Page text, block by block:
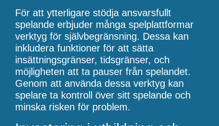
För att ytterligare stödja ansvarsfullt
spelande erbjuder många spelplattformar
verktyg för självbegränsning. Dessa kan
inkludera funktioner för att sätta
insättningsgränser, tidsgränser, och
möjligheten att ta pauser från spelandet.
Genom att använda dessa verktyg kan
spelare ta kontroll över sitt spelande och
minska risken för problem.